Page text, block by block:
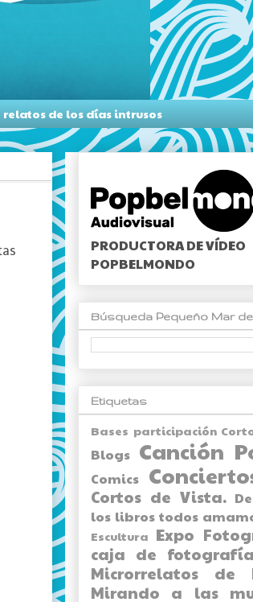
relatos de los días intrusos
PRODUCTORA DE VÍDEO
POPBELMONDO
Búsqueda Pequeño Mar
Etiquetas
Bases participación
Blogs Canción
Comics
Cortos de Vista.
los libros todos
Escultura Expo
caja de
Microrrelatos de
Mirando a las